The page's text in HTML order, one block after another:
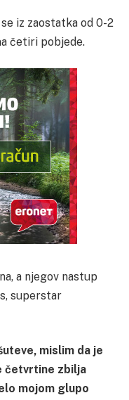
iz zaostatka od 0-2
četiri pobjede.
a njegov nastup
superstar
mislim da je
četvrtine zbilja
mojom glupo